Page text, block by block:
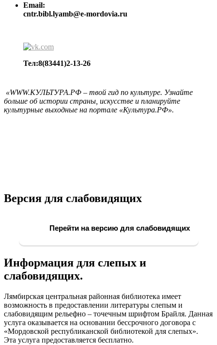
Email:
cntr.bibl.lyamb@e-mordovia.ru
Тел:8(83441)2-13-26
«WWW.КУЛЬТУРА.РФ – твой гид по культуре. Узнайте
больше об истории страны, искусстве и планируйте
культурные выходные на портале «Культура.РФ».
Версия для слабовидящих
Перейти на версию для слабовидящих
Информация для слепых и
слабовидящих.
Лямбирская центральная районная библиотека имеет
возможность в предоставлении литературы слепым и
слабовидящим рельефно – точечным шрифтом Брайля. Данная
услуга оказывается на основании бессрочного договора с
«Мордовской республиканской библиотекой для слепых».
Эта услуга предоставляется бесплатно.